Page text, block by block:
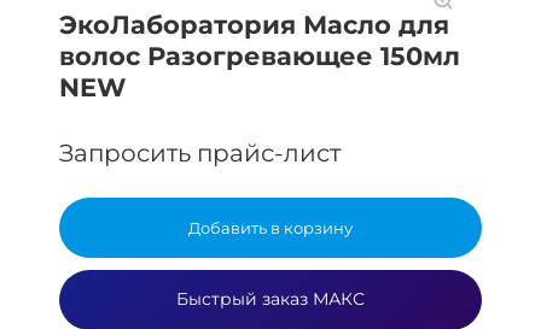
ЭкоЛаборатория Масло для
волос Разогревающее 150мл
NEW
Запросить прайс-лист
Добавить в корзину
Быстрый заказ МАКС